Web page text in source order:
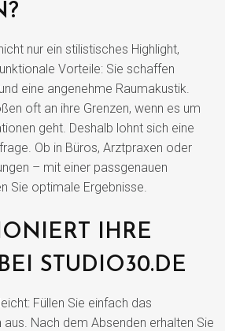
nur ein stilistisches Highlight,
Vorteile: Sie schaffen
eine angenehme Raumakustik.
oft an ihre Grenzen, wenn es um
geht. Deshalb lohnt sich eine
Ob in Büros, Arztpraxen oder
– mit einer passgenauen
Sie optimale Ergebnisse.
IHRE
STUDIO30.DE
Füllen Sie einfach das
Nach dem Absenden erhalten Sie